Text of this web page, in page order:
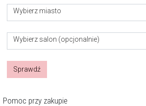
Wybierz miasto
Wybierz salon (opcjonalnie)
Sprawdź
Pomoc przy zakupie